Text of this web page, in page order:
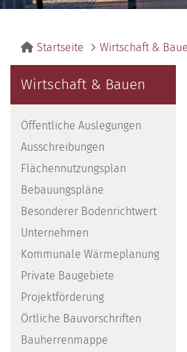
Startseite Wirtschaft &
Wirtschaft & Bauen
Öffentliche Auslegungen
Ausschreibungen
Flächennutzungsplan
Bebauungspläne
Besonderer Bodenrichtwert
Unternehmen
Kommunale Wärmeplanung
Private Baugebiete
Projektförderung
Örtliche Bauvorschriften
Bauherrenmappe